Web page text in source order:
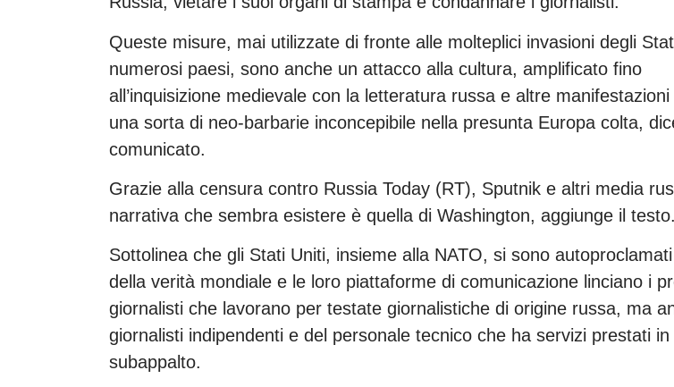
Queste misure, mai utilizzate di fronte alle molteplici invasioni degli
numerosi paesi, sono anche un attacco alla cultura, amplificato fino
all’inquisizione medievale con la letteratura russa e altre
una sorta di neo-barbarie inconcepibile nella presunta Europa colta,
comunicato.
Grazie alla censura contro Russia Today (RT), Sputnik e altri media
narrativa che sembra esistere è quella di Washington, aggiunge il testo.
Sottolinea che gli Stati Uniti, insieme alla NATO, si sono
della verità mondiale e le loro piattaforme di comunicazione linciano i
giornalisti che lavorano per testate giornalistiche di origine russa, ma
giornalisti indipendenti e del personale tecnico che ha servizi prestati in
subappalto.